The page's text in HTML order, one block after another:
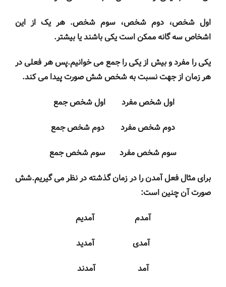
اول شخص، دوم شخص، سوم شخص. هر یک از این
اشخاص سه گانه ممکن است یکی باشند یا بیشتر.
یکی را مفرد و بیش از یکی را جمع می خوانیم.پس هر فعلی در
هر زمان از جهت نسبت به شخص شش صورت پیدا می کند.
اول شخص مفرد اول شخص جمع
دوم شخص مفرد دوم شخص جمع
سوم شخص مفرد سوم شخص جمع
برای مثال فعل آمدن را در زمان گذشته در نظر می گیریم.شش
صورت آن چنین است:
آمدم آمدیم
آمدی آمدید
آمد آمدند